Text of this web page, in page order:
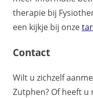
therapie bij
een kijkje bij onze
Contact
Wilt u zichzelf
Zutphen? Of heeft